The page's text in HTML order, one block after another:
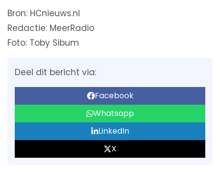
Bron: HCnieuws.nl
Redactie: MeerRadio
Foto: Toby Sibum
Deel dit bericht via:
Facebook
Whatsapp
LinkedIn
X